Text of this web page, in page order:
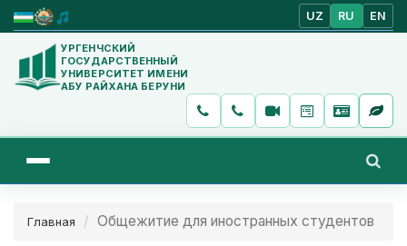
UZ RU EN
УРГЕНЧСКИЙ
ГОСУДАРСТВЕННЫЙ
УНИВЕРСИТЕТ ИМЕНИ
АБУ РАЙХАНА БЕРУНИ
Главная Общежитие для иностранных студентов